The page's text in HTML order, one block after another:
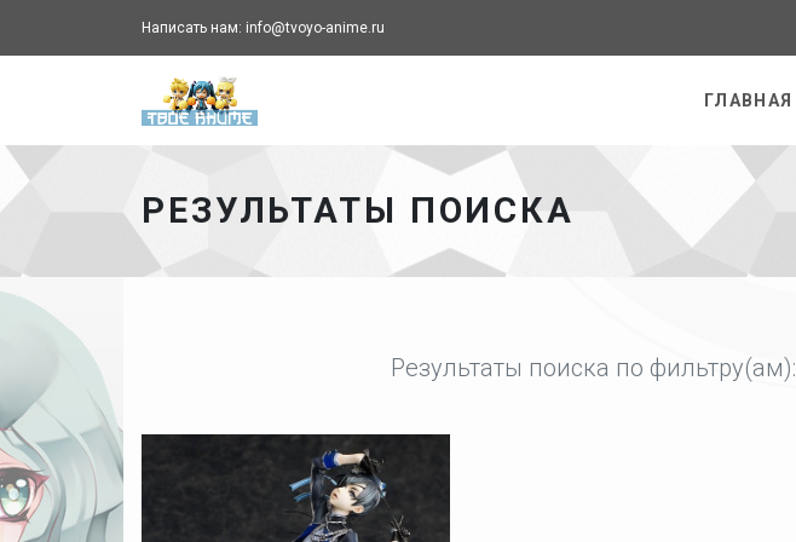
Написать нам: info@tvoyo-anime.ru
ГЛАВНАЯ
РЕЗУЛЬТАТЫ ПОИСКА
Результаты поиска по фильтру(ам):